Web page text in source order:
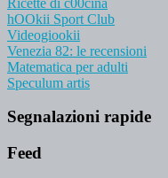
hOOkii Sport Club
Videogiookii
Venezia 82: le recensioni
Matematica per adulti
Speculum artis
Segnalazioni rapide
Feed